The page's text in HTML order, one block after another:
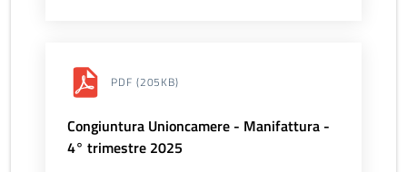
PDF (205KB)
Congiuntura Unioncamere - Manifattura -
4° trimestre 2025